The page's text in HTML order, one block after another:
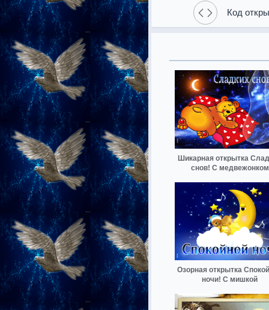
Код
Шикарная открытка
снов! С медвежонком
Озорная открытка
ночи! С мишкой